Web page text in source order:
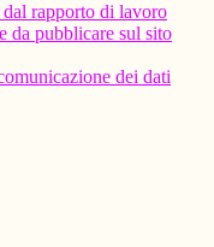
rapporto di lavoro
da pubblicare sul sito
dei dati